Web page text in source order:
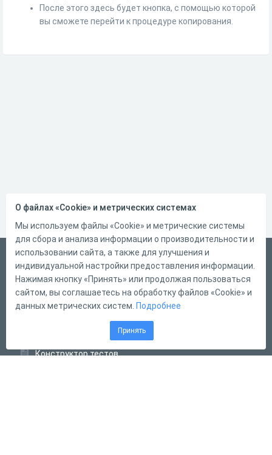
После этого здесь будет кнопка, с помощью которой
вы сможете перейти к процедуре копирования.
Русский
Справка
Форма обратной связи
Конструктор тестов
О файлах «Cookie» и метрических системах
Мы используем файлы «Cookie» и метрические системы
для сбора и анализа информации о производительности и
использовании сайта, а также для улучшения и
индивидуальной настройки предоставления информации.
Нажимая кнопку «Принять» или продолжая пользоваться
сайтом, вы соглашаетесь на обработку файлов «Cookie» и
данных метрических систем. Подробнее
Принять